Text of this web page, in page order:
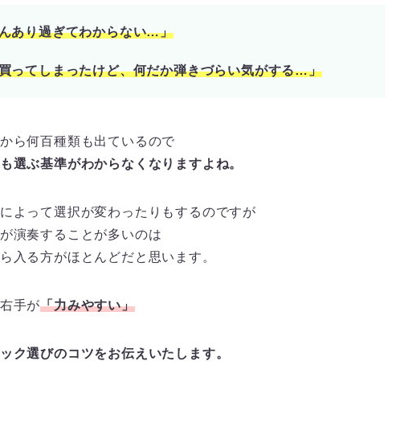
あり過ぎてわからない…」
ってしまったけど、何だか弾きづらい気がする…」
ら何百種類も出ているので
選ぶ基準がわからなくなりますよね。
よって選択が変わったりもするのですが
演奏することが多いのは
入る方がほとんどだと思います。
手が「力みやすい」
ク選びのコツをお伝えいたします。